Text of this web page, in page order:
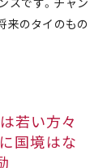
来のタイのもの
若い方々
国境はな